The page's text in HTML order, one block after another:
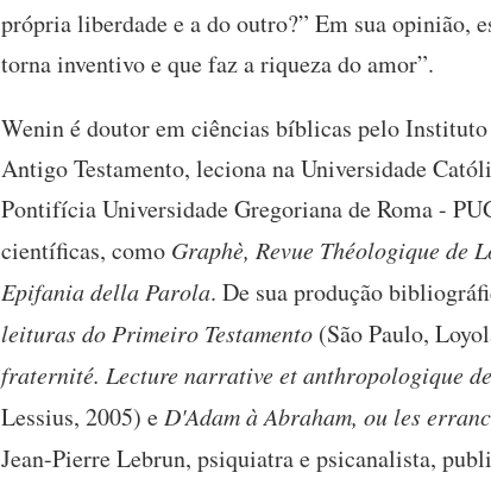
própria liberdade e a do outro?” Em sua opinião,
torna inventivo e que faz a riqueza do amor”.
Wenin é doutor em ciências bíblicas pelo
Antigo Testamento, leciona na Universidade
Pontifícia Universidade Gregoriana de Roma -
científicas, como Graphè, Revue Théologique de
Epifania della Parola. De sua produção
leituras do Primeiro Testamento (São Paulo,
fraternité. Lecture narrative et anthropologique
Lessius, 2005) e D'Adam à Abraham, ou les
Jean-Pierre Lebrun, psiquiatra e psicanalista,